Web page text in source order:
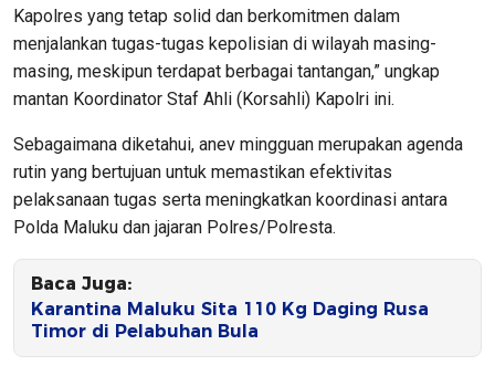
Kapolres yang tetap solid dan berkomitmen dalam
menjalankan tugas-tugas kepolisian di wilayah masing-
masing, meskipun terdapat berbagai tantangan,” ungkap
mantan Koordinator Staf Ahli (Korsahli) Kapolri ini.
Sebagaimana diketahui, anev mingguan merupakan agenda
rutin yang bertujuan untuk memastikan efektivitas
pelaksanaan tugas serta meningkatkan koordinasi antara
Polda Maluku dan jajaran Polres/Polresta.
Baca Juga:
Karantina Maluku Sita 110 Kg Daging Rusa
Timor di Pelabuhan Bula